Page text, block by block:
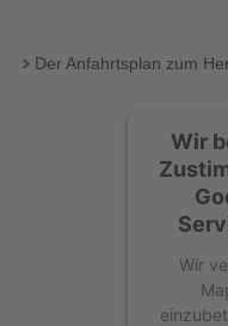
Der Anfahrtsplan zum
Wir
Wir